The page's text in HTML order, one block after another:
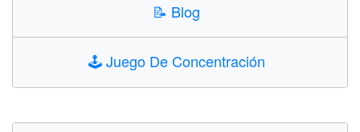
📝 Blog
🕹️Juego De Concentración